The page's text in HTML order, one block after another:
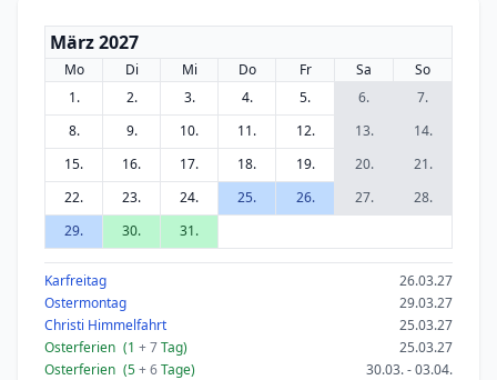
März 2027
Mo Di Mi Do Fr Sa
So
1.
2. 3. 4. 5. 6.
7.
8.
9. 10. 11. 12. 13.
14.
15.
16. 17. 18. 19. 20.
21.
22.
23. 24. 25. 26. 27.
28.
29.
30. 31.
Karfreitag
26.03.27
Ostermontag
29.03.27
Christi Himmelfahrt
25.03.27
Osterferien (1 + 7Tag)
25.03.27
Osterferien (5+ 6Tage) 30.03. - 03.04.